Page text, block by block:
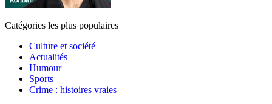
Catégories les plus populaires
Culture et société
Actualités
Humour
Sports
Crime : histoires vraies